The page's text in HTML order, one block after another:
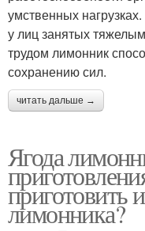
умственных
у лиц занятых
трудом лимонник
сохранению сил.
читать дальше →
Ягода
приготовить
лимонника?